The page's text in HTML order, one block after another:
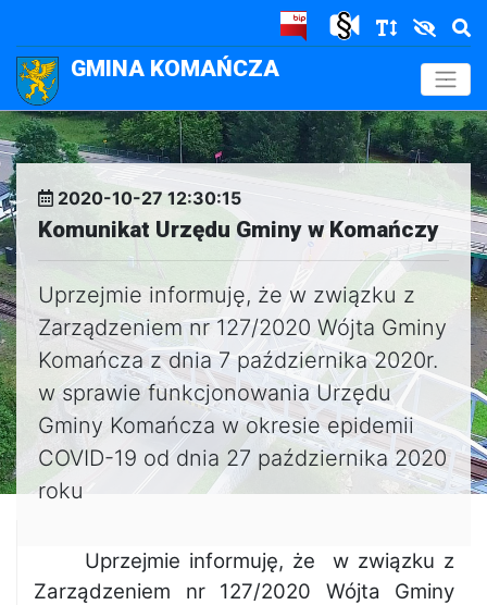
GMINA KOMAŃCZA .
2020-10-27 12:30:15
Komunikat Urzędu Gminy w Komańczy
Uprzejmie informuję, że w związku z
Zarządzeniem nr 127/2020 Wójta Gminy
Komańcza z dnia 7 października 2020r.
w sprawie funkcjonowania Urzędu
Gminy Komańcza w okresie epidemii
COVID-19 od dnia 27 października 2020
roku
Uprzejmie informuję, że w związku z
Zarządzeniem nr 127/2020 Wójta Gminy